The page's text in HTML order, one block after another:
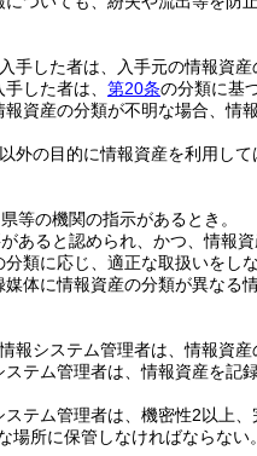
手した者は、入手元の情報資
した者は、 第20条の分類に基
資産の分類が不明な場合、情
外の目的に情報資産を利用して
等の機関の指示があるとき。
あると認められ、かつ、情報資
類に応じ、適正な取扱いをし
体に情報資産の分類が異なる
報システム管理者は、情報資
テム管理者は、情報資産を
テム管理者は、機密性2以上
所に保管しなければならない。